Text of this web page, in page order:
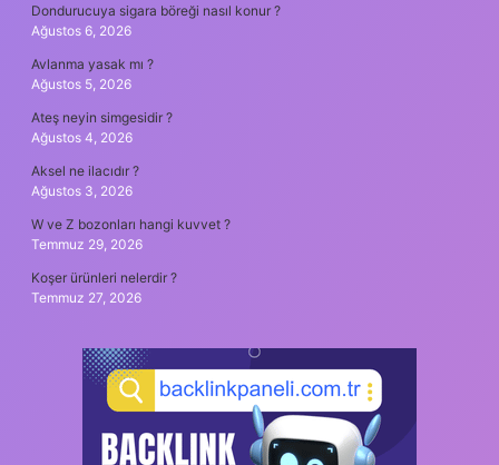
Dondurucuya sigara böreği nasıl konur ?
Ağustos 6, 2026
Avlanma yasak mı ?
Ağustos 5, 2026
Ateş neyin simgesidir ?
Ağustos 4, 2026
Aksel ne ilacıdır ?
Ağustos 3, 2026
W ve Z bozonları hangi kuvvet ?
Temmuz 29, 2026
Koşer ürünleri nelerdir ?
Temmuz 27, 2026